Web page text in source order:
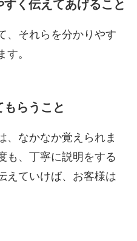
く伝えてあげること
、それらを分かりやす
す。
らうこと
、なかなか覚えられま
も、丁寧に説明をする
えていけば、お客様は